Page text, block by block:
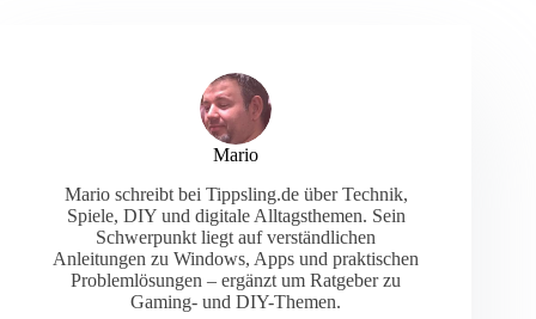
Mario
Mario schreibt bei Tippsling.de über Technik,
Spiele, DIY und digitale Alltagsthemen. Sein
Schwerpunkt liegt auf verständlichen
Anleitungen zu Windows, Apps und praktischen
Problemlösungen – ergänzt um Ratgeber zu
Gaming- und DIY-Themen.